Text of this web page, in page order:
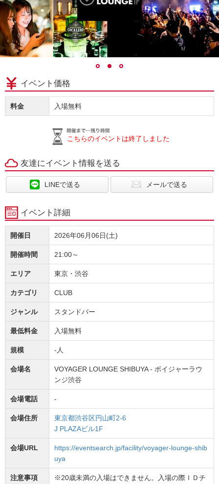
イベント価格
料金 入場無料
こちらのイベントは終了しました
友達にイベント情報を送る
LINEで送る メールで送る
イベント詳細
開催日 2026年06月06日(土)
開催時間 21:00～
エリア 東京・渋谷
カテゴリ CLUB
ジャンル スタンドバー
最低料金 入場無料
規模 -人
会場名
VOYAGER LOUNGE SHIBUYA - ボイジャーラウ
ンジ渋谷
会場電話 -
会場住所
東京都渋谷区円山町2-6
J PLAZAビル1F
会場URL
https://eventsearch.jp/facility/voyager-lounge-shib
uya
注意事項
※20歳未満の入場はできません。入場の際ＩＤチ